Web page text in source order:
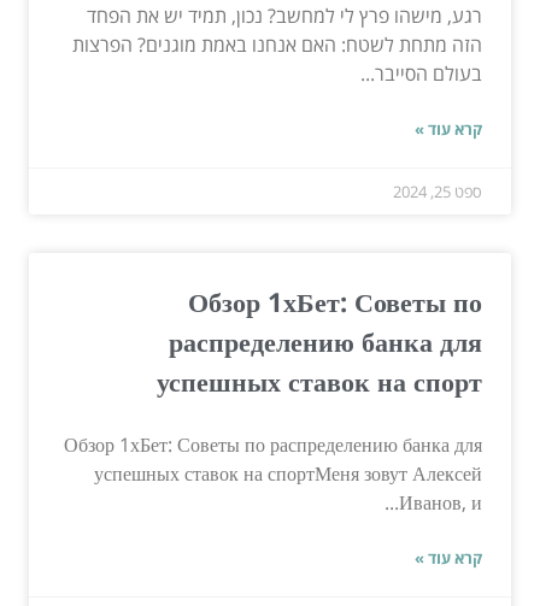
רגע, מישהו פרץ לי למחשב? נכון, תמיד יש את הפחד
הזה מתחת לשטח: האם אנחנו באמת מוגנים? הפרצות
בעולם הסייבר...
קרא עוד »
ספט 25, 2024
Обзор 1хБет: Советы по
распределению банка для
успешных ставок на спорт
Обзор 1хБет: Советы по распределению банка для
успешных ставок на спортМеня зовут Алексей
Иванов, и...
קרא עוד »